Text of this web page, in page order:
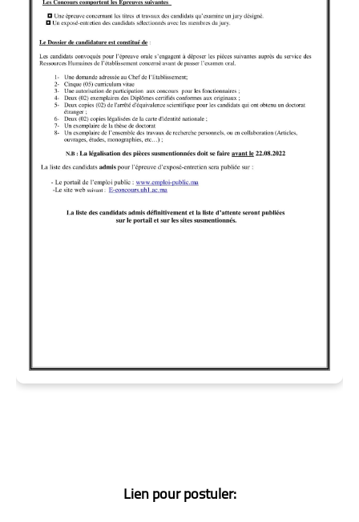
Lien pour postuler: